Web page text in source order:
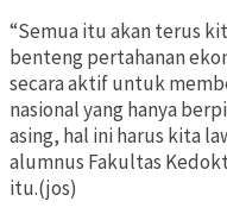
“Semua itu akan terus
benteng pertahanan
secara aktif untuk
nasional yang hanya
asing, hal ini harus kita
alumnus Fakultas
itu.(jos)